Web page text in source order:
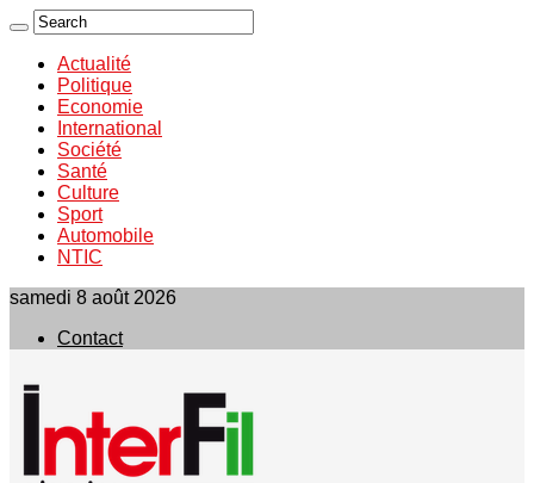
Actualité
Politique
Economie
International
Société
Santé
Culture
Sport
Automobile
NTIC
samedi 8 août 2026
Contact